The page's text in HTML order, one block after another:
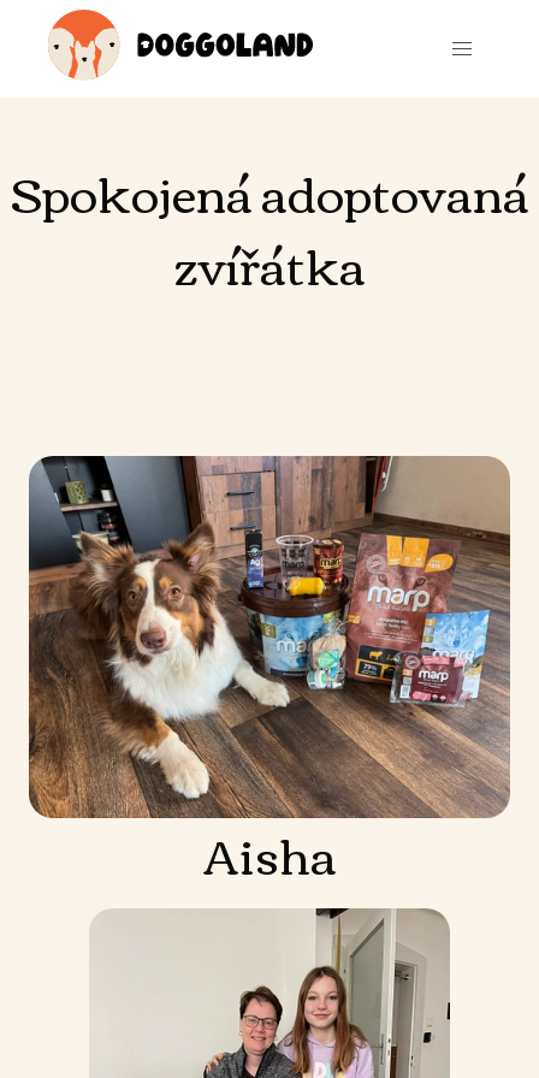
Spokojená adoptovaná
zvířátka
Aisha